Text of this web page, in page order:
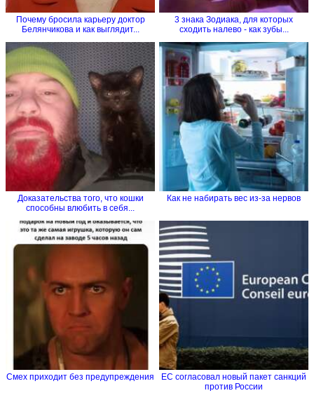
Почему бросила карьеру доктор
Белянчикова и как выглядит...
3 знака Зодиака, для которых
сходить налево - как зубы...
Доказательства того, что кошки
способны влюбить в себя...
Как не набирать вес из-за нервов
Смех приходит без предупреждения
ЕС согласовал новый пакет санкций
против России